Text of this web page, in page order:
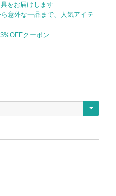
をお届けします
意外な一品まで、人気アイテ
クーポン